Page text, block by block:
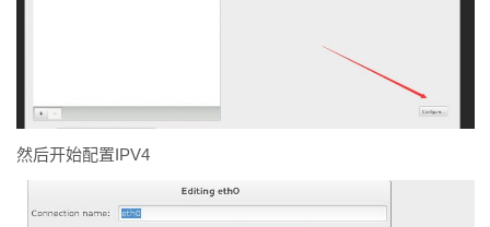
然后开始配置IPV4